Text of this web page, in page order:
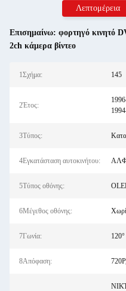
Λεπτομέρεια
Επισημαίνω: φορτηγό κινητό
2ch κάμερα βίντεο
1Σχήμα: 145
2Έτος:
3Τύπος:
4Εγκατάσταση αυτοκινήτου:
5Τύπος οθόνης:
6Μέγεθος οθόνης:
7Γωνία: 120°
8Απόφαση: